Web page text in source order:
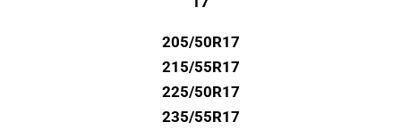
205/50R17
215/55R17
225/50R17
235/55R17